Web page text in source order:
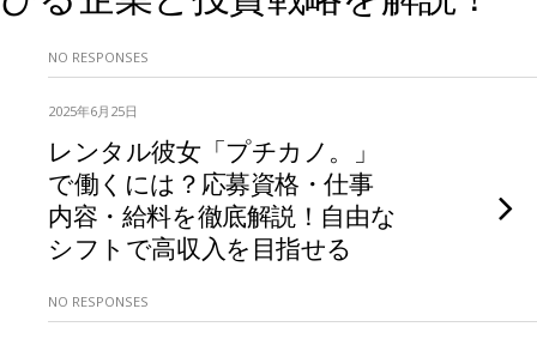
NO RESPONSES
2025年6月25日
レンタル彼女「プチカノ。」
で働くには？応募資格・仕事
内容・給料を徹底解説！自由な
シフトで高収入を目指せる
NO RESPONSES